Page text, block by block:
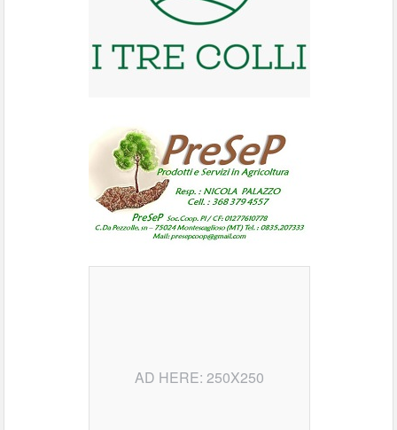
AD HERE: 250X250